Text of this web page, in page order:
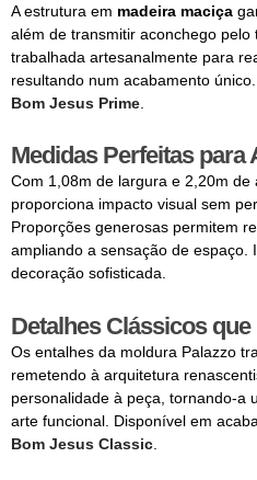
A estrutura em madeira maciça
além de transmitir aconchego
trabalhada artesanalmente para
resultando num acabamento
Bom Jesus Prime
Medidas Perfeitas
Com 1,08m de largura e 2,20m de
proporciona impacto visual sem
Proporções generosas permitem
ampliando a sensação de espaço.
decoração sofisticada.
Detalhes Clássicos
Os entalhes da moldura Palazzo
remetendo à arquitetura
personalidade à peça, tornando-a
arte funcional. Disponível em
Bom Jesus Classic